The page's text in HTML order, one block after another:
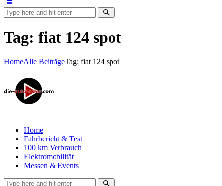
Tag: fiat 124 spot
HomeAlle BeiträgeTag: fiat 124 spot
Home
Fahrbericht & Test
100 km Verbrauch
Elektromobilität
Messen & Events